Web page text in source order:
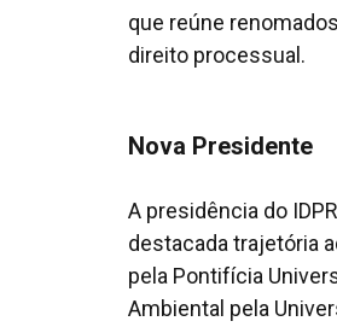
que reúne
direito processual.
Nova Presidente
A presidência do
destacada trajetória
pela Pontifícia
Ambiental pela